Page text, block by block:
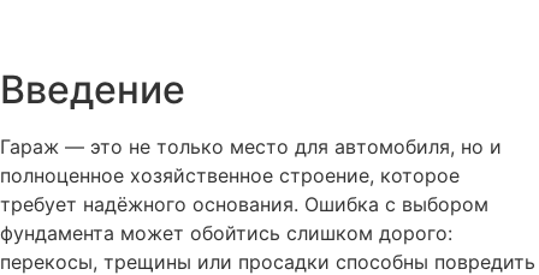
Введение
Гараж — это не только место для автомобиля, но и
полноценное хозяйственное строение, которое
требует надёжного основания. Ошибка с выбором
фундамента может обойтись слишком дорого:
перекосы, трещины или просадки способны повредить